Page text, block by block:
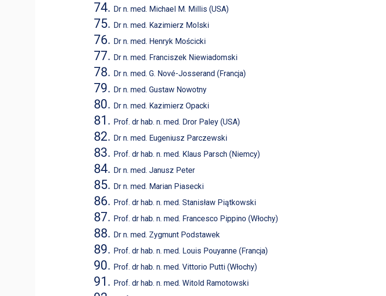
Dr n. med. Michael M. Millis (USA)
Dr n. med. Kazimierz Molski
Dr n. med. Henryk Mościcki
Dr n. med. Franciszek Niewiadomski
Dr n. med. G. Nové-Josserand (Francja)
Dr n. med. Gustaw Nowotny
Dr n. med. Kazimierz Opacki
Prof. dr hab. n. med. Dror Paley (USA)
Dr n. med. Eugeniusz Parczewski
Prof. dr hab. n. med. Klaus Parsch (Niemcy)
Dr n. med. Janusz Peter
Dr n. med. Marian Piasecki
Prof. dr hab. n. med. Stanisław Piątkowski
Prof. dr hab. n. med. Francesco Pippino (Włochy)
Dr n. med. Zygmunt Podstawek
Prof. dr hab. n. med. Louis Pouyanne (Francja)
Prof. dr hab. n. med. Vittorio Putti (Włochy)
Prof. dr hab. n. med. Witold Ramotowski